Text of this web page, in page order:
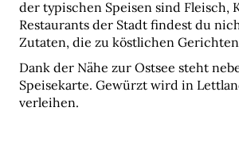
der typischen Speisen sind Fleisch,
Restaurants der Stadt findest du
Zutaten, die zu köstlichen
Dank der Nähe zur Ostsee steht
Speisekarte. Gewürzt wird in
verleihen.